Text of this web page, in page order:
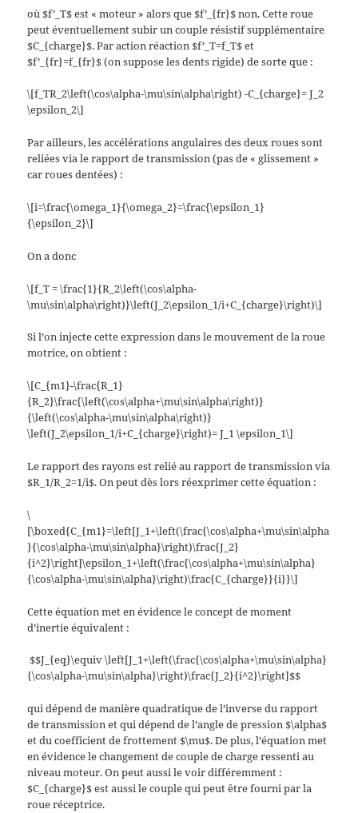
où $f’_T$ est « moteur » alors que $f’_{fr}$ non. Cette roue
peut éventuellement subir un couple résistif supplémentaire
$C_{charge}$. Par action réaction $f’_T=f_T$ et
$f’_{fr}=f_{fr}$ (on suppose les dents rigide) de sorte que :
\[f_TR_2\left(\cos\alpha-\mu\sin\alpha\right) -C_{charge}= J_2
\epsilon_2\]
Par ailleurs, les accélérations angulaires des deux roues sont
reliées via le rapport de transmission (pas de « glissement »
car roues dentées) :
\[i=\frac{\omega_1}{\omega_2}=\frac{\epsilon_1}
{\epsilon_2}\]
On a donc
\[f_T = \frac{1}{R_2\left(\cos\alpha-
\mu\sin\alpha\right)}\left(J_2\epsilon_1/i+C_{charge}\right)\]
Si l’on injecte cette expression dans le mouvement de la roue
motrice, on obtient :
\[C_{m1}-\frac{R_1}
{R_2}\frac{\left(\cos\alpha+\mu\sin\alpha\right)}
{\left(\cos\alpha-\mu\sin\alpha\right)}
\left(J_2\epsilon_1/i+C_{charge}\right)= J_1 \epsilon_1\]
Le rapport des rayons est relié au rapport de transmission via
$R_1/R_2=1/i$. On peut dès lors réexprimer cette équation :
\
[\boxed{C_{m1}=\left[J_1+\left(\frac{\cos\alpha+\mu\sin\alpha
}{\cos\alpha-\mu\sin\alpha}\right)\frac{J_2}
{i^2}\right]\epsilon_1+\left(\frac{\cos\alpha+\mu\sin\alpha}
{\cos\alpha-\mu\sin\alpha}\right)\frac{C_{charge}}{i}}\]
Cette équation met en évidence le concept de moment
d’inertie équivalent :
$$J_{eq}\equiv \left[J_1+\left(\frac{\cos\alpha+\mu\sin\alpha}
{\cos\alpha-\mu\sin\alpha}\right)\frac{J_2}{i^2}\right]$$
qui dépend de manière quadratique de l’inverse du rapport
de transmission et qui dépend de l’angle de pression $\alpha$
et du coefficient de frottement $\mu$. De plus, l’équation met
en évidence le changement de couple de charge ressenti au
niveau moteur. On peut aussi le voir différemment :
$C_{charge}$ est aussi le couple qui peut être fourni par la
roue réceptrice.